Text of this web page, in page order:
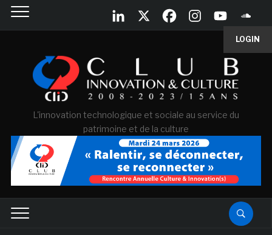
LOGIN
L'innovation technologique et sociale au service du
patrimoine et de la culture